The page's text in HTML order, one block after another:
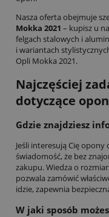
Nasza oferta obejmuje
Mokka 2021 – kupisz u
felgach stalowych i
i wariantach
Opli Mokka 2021.
Najczęściej
dotyczące
Gdzie znajdziesz
Jeśli interesują Cię
świadomość, że bez
zakupu. Wiedza o
pozwala zamówić
idzie, zapewnia
W jaki sposób